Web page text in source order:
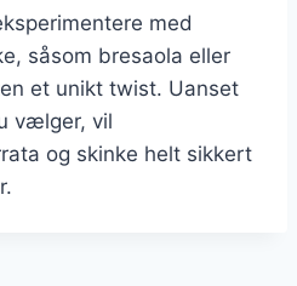
med
såsom bresaola eller
et unikt twist. Uanset
vælger, vil
og skinke helt sikkert